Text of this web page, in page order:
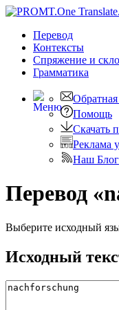
Перевод
Контексты
Спряжение и
Грамматика
Обратная
Помощь
Скачать
Реклама
Наш Блог
Перевод
Выберите исходный
Исходный